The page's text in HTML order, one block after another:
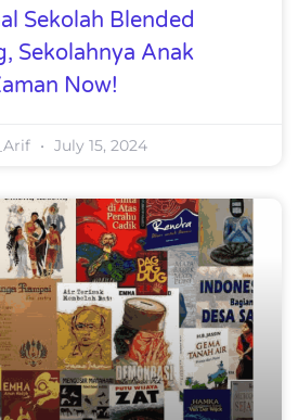
Sekolah Blended
Sekolahnya Anak
Now!
July 15, 2024